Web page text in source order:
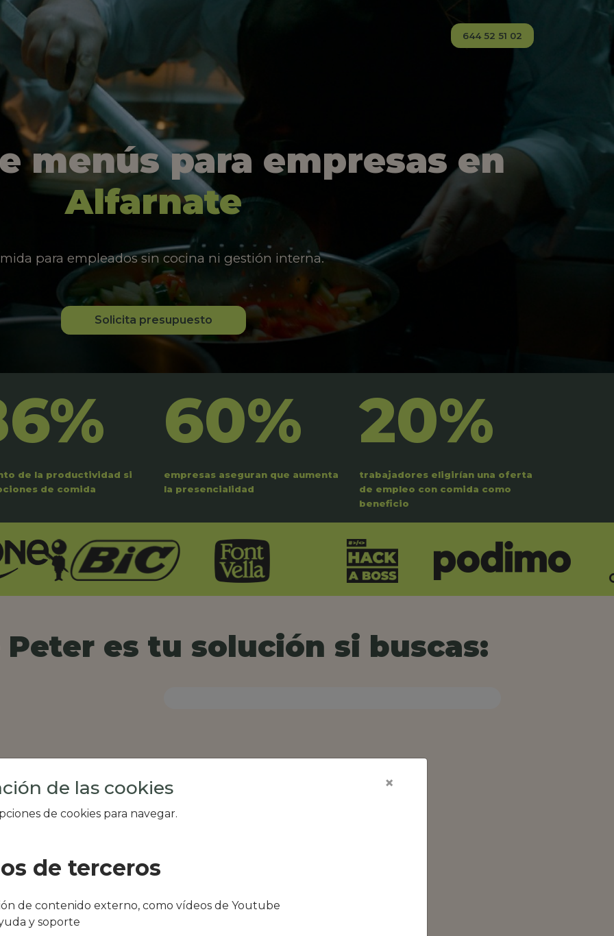
644 52 51 02
menús para empresas en
Alfarnate
para empleados sin cocina ni gestión interna.
Solicita presupuesto
de la productividad si
de comida
60%
empresas aseguran que aumenta
la presencialidad
20%
trabajadores eligirían una oferta
de empleo con comida como
beneficio
Peter es tu solución si buscas:
de tu zona, como
De La Costa
el Colorín"
de las cookies
de cookies para navegar.
×
de terceros
de contenido externo, como vídeos de Youtube
y soporte